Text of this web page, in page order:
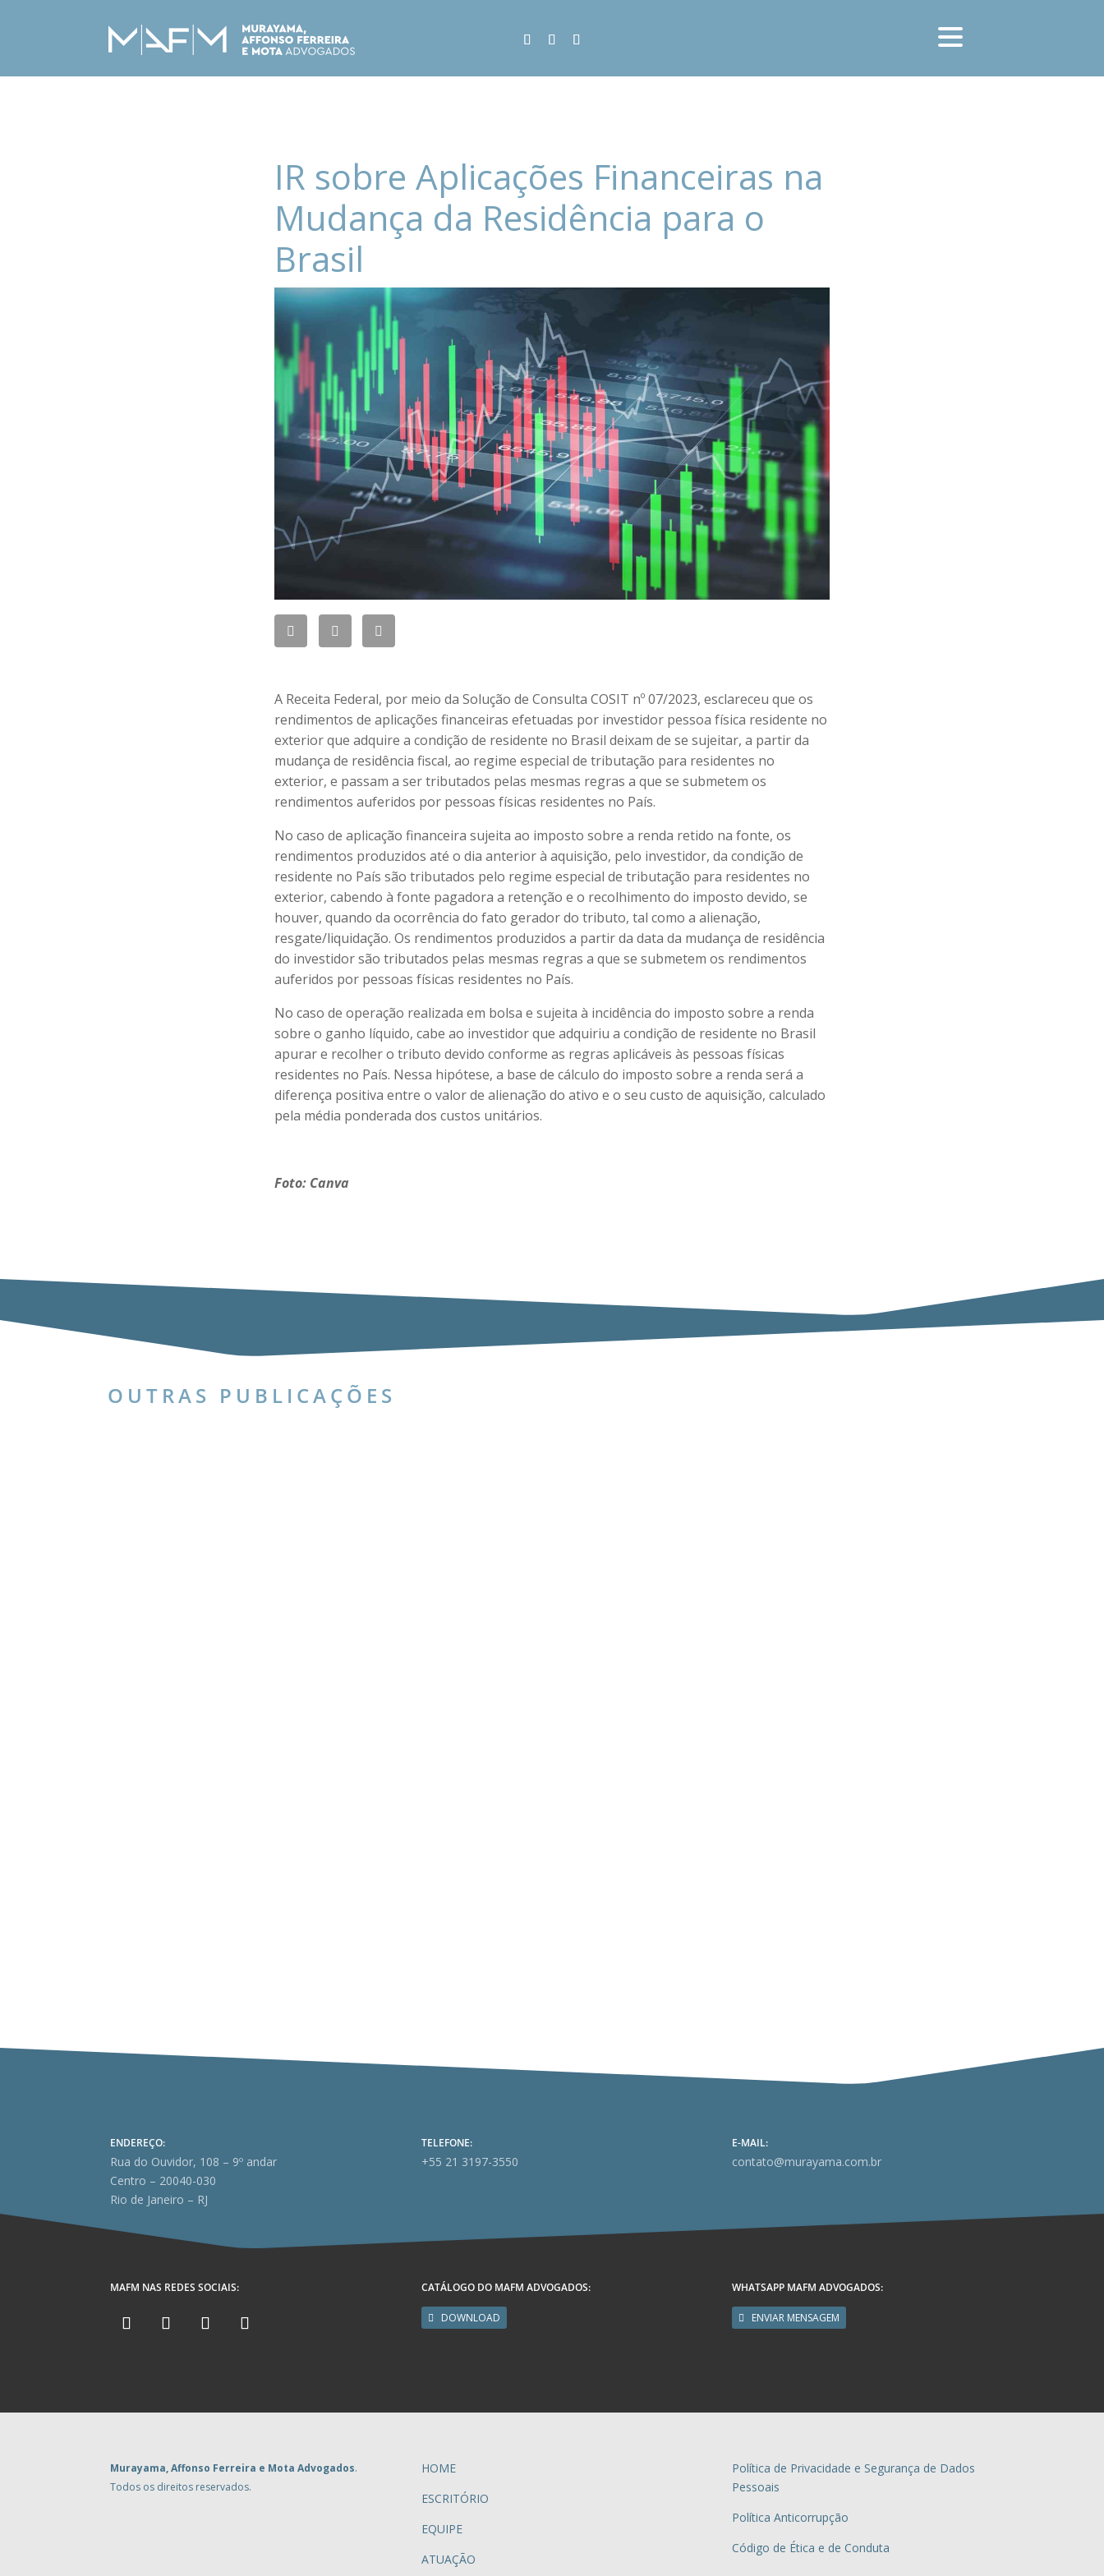
IR sobre Aplicações Financeiras na
Mudança da Residência para o
Brasil
A Receita Federal, por meio da Solução de Consulta COSIT nº 07/2023, esclareceu que os
rendimentos de aplicações financeiras efetuadas por investidor pessoa física residente no
exterior que adquire a condição de residente no Brasil deixam de se sujeitar, a partir da
mudança de residência fiscal, ao regime especial de tributação para residentes no
exterior, e passam a ser tributados pelas mesmas regras a que se submetem os
rendimentos auferidos por pessoas físicas residentes no País.
No caso de aplicação financeira sujeita ao imposto sobre a renda retido na fonte, os
rendimentos produzidos até o dia anterior à aquisição, pelo investidor, da condição de
residente no País são tributados pelo regime especial de tributação para residentes no
exterior, cabendo à fonte pagadora a retenção e o recolhimento do imposto devido, se
houver, quando da ocorrência do fato gerador do tributo, tal como a alienação,
resgate/liquidação. Os rendimentos produzidos a partir da data da mudança de residência
do investidor são tributados pelas mesmas regras a que se submetem os rendimentos
auferidos por pessoas físicas residentes no País.
No caso de operação realizada em bolsa e sujeita à incidência do imposto sobre a renda
sobre o ganho líquido, cabe ao investidor que adquiriu a condição de residente no Brasil
apurar e recolher o tributo devido conforme as regras aplicáveis às pessoas físicas
residentes no País. Nessa hipótese, a base de cálculo do imposto sobre a renda será a
diferença positiva entre o valor de alienação do ativo e o seu custo de aquisição, calculado
pela média ponderada dos custos unitários.
Foto: Canva
OUTRAS PUBLICAÇÕES
ENDEREÇO:
Rua do Ouvidor, 108 – 9º andar
Centro – 20040-030
Rio de Janeiro – RJ
TELEFONE:
+55 21 3197-3550
E-MAIL:
contato@murayama.com.br
MAFM NAS REDES SOCIAIS: CATÁLOGO DO MAFM ADVOGADOS:
DOWNLOAD
WHATSAPP MAFM ADVOGADOS:
ENVIAR MENSAGEM
Murayama, Affonso Ferreira e Mota Advogados.
Todos os direitos reservados.
HOME
ESCRITÓRIO
EQUIPE
ATUAÇÃO
Política de Privacidade e Segurança de Dados
Pessoais
Política Anticorrupção
Código de Ética e de Conduta